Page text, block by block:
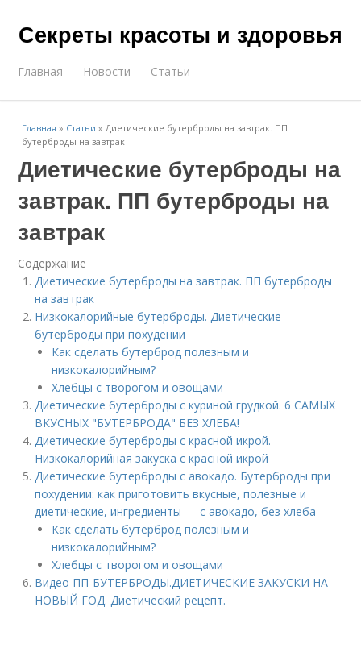
Секреты красоты и здоровья
Главная Новости Статьи
Главная » Статьи »Диетические бутерброды на завтрак. ПП
бутерброды на завтрак
Диетические бутерброды на
завтрак. ПП бутерброды на
завтрак
Содержание
Диетические бутерброды на завтрак. ПП бутерброды
на завтрак
Низкокалорийные бутерброды. Диетические
бутерброды при похудении
Как сделать бутерброд полезным и
низкокалорийным?
Хлебцы с творогом и овощами
Диетические бутерброды с куриной грудкой. 6 САМЫХ
ВКУСНЫХ "БУТЕРБРОДА" БЕЗ ХЛЕБА!
Диетические бутерброды с красной икрой.
Низкокалорийная закуска с красной икрой
Диетические бутерброды с авокадо. Бутерброды при
похудении: как приготовить вкусные, полезные и
диетические, ингредиенты — с авокадо, без хлеба
Как сделать бутерброд полезным и
низкокалорийным?
Хлебцы с творогом и овощами
Видео ПП-БУТЕРБРОДЫ.ДИЕТИЧЕСКИЕ ЗАКУСКИ НА
НОВЫЙ ГОД. Диетический рецепт.